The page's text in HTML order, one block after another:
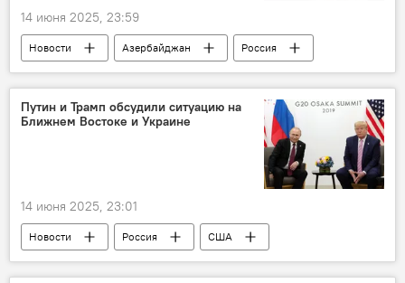
14 июня 2025, 23:59
Новости Азербайджан
Россия
Иран
Конфликт
Эвакуация
Съемки
Сериал
Ильхам Алиев
Федор Бондарчук
Граница
Путин и Трамп обсудили ситуацию на
Ближнем Востоке и Украине
14 июня 2025, 23:01
Новости Россия
США
Владимир Путин
Дональд Трамп